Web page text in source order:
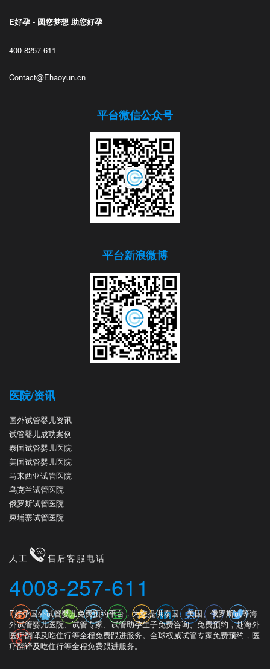
E好孕 - 圆您梦想 助您好孕
400-8257-611
Contact@Ehaoyun.cn
平台微信公众号
平台新浪微博
医院/资讯
国外试管婴儿资讯
试管婴儿成功案例
泰国试管婴儿医院
美国试管婴儿医院
马来西亚试管医院
乌克兰试管医院
俄罗斯试管医院
柬埔寨试管医院
人工 售后客服电话
4008-257-611
E好孕国外试管婴儿免费预约平台，为您提供泰国、美国、俄罗斯试等海
外试管婴儿医院、试管专家、试管助孕生子免费咨询、免费预约，赴海外
医疗翻译及吃住行等全程免费跟进服务。全球权威试管专家免费预约，医
疗翻译及吃住行等全程免费跟进服务。